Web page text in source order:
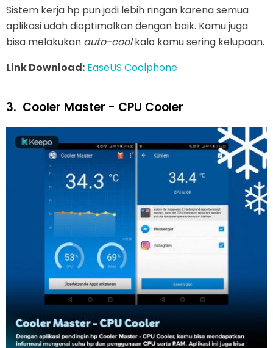
Sistem kerja hp pun jadi lebih ringan karena semua
aplikasi udah dioptimalkan dengan baik. Kamu juga
bisa melakukan auto-coolkalo kamu sering kelupaan.
Link Download: EaseUS Coolphone
3. Cooler Master - CPU Cooler